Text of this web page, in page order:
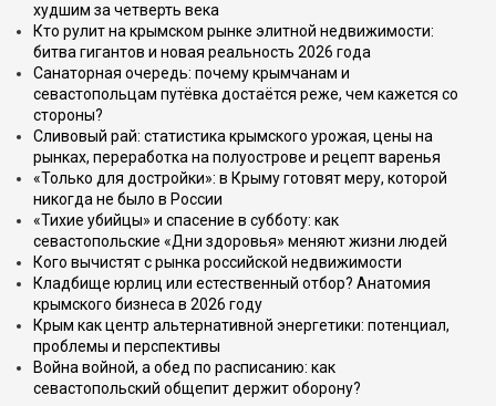
худшим за четверть века
Кто рулит на крымском рынке элитной недвижимости:
битва гигантов и новая реальность 2026 года
Санаторная очередь: почему крымчанам и
севастопольцам путёвка достаётся реже, чем кажется со
стороны?
Сливовый рай: статистика крымского урожая, цены на
рынках, переработка на полуострове и рецепт варенья
«Только для достройки»: в Крыму готовят меру, которой
никогда не было в России
«Тихие убийцы» и спасение в субботу: как
севастопольские «Дни здоровья» меняют жизни людей
Кого вычистят с рынка российской недвижимости
Кладбище юрлиц или естественный отбор? Анатомия
крымского бизнеса в 2026 году
Крым как центр альтернативной энергетики: потенциал,
проблемы и перспективы
Война войной, а обед по расписанию: как
севастопольский общепит держит оборону?